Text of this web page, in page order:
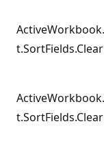
t.SortFields.Clear
t.SortFields.Clear